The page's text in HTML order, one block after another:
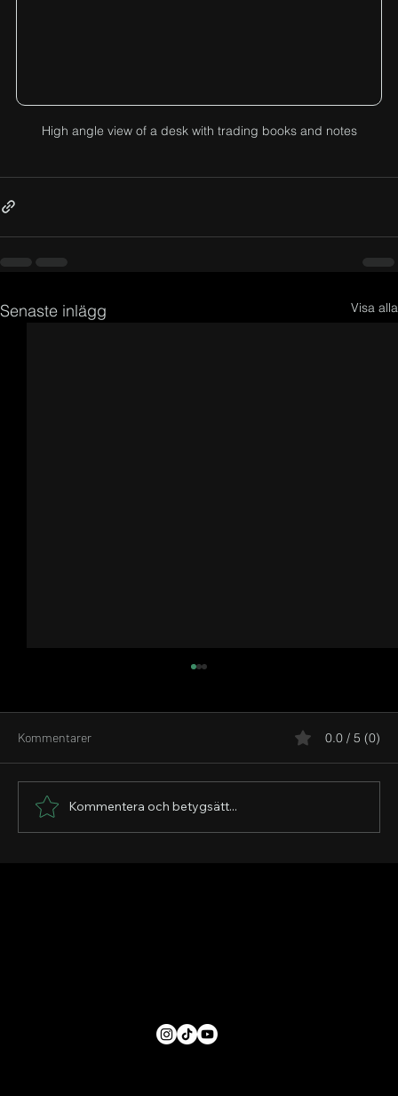
High angle view of a desk with trading books and notes
Senaste inlägg Visa alla
Kommentarer 0.0 / 5 (0)
Kommentera och betygsätt...